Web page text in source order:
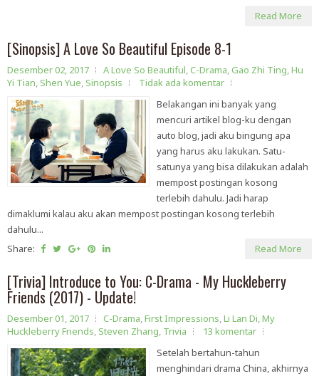
Read More
[Sinopsis] A Love So Beautiful Episode 8-1
Desember 02, 2017 A Love So Beautiful,C-Drama,Gao Zhi Ting,Hu
Yi Tian, Shen Yue, Sinopsis
Tidak ada komentar
Belakangan ini banyak yang
mencuri artikel blog-ku dengan
auto blog, jadi aku bingung apa
yang harus aku lakukan. Satu-
satunya yang bisa dilakukan adalah
mempost postingan kosong
terlebih dahulu. Jadi harap
dimaklumi kalau aku akan mempost postingan kosong terlebih
dahulu...
Share:
Read More
[Trivia] Introduce to You: C-Drama - My Huckleberry
Friends (2017) - Update!
Desember 01, 2017 C-Drama,First Impressions,Li Lan Di,My
Huckleberry Friends, Steven Zhang, Trivia
13 komentar
Setelah bertahun-tahun
menghindari drama China, akhirnya